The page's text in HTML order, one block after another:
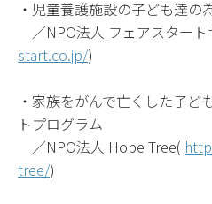
・児童養護施設の子ども達の
／NPO法人 フェアスタート
start.co.jp/)
・家族をがんで亡くした子ど
トプログラム
／NPO法人 Hope Tree(
tree/)